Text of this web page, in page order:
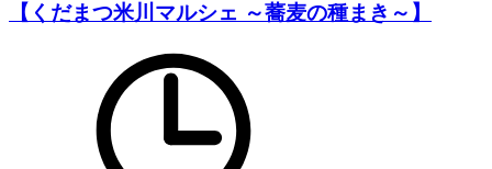
【くだまつ米川マルシェ ～蕎麦の種まき～】